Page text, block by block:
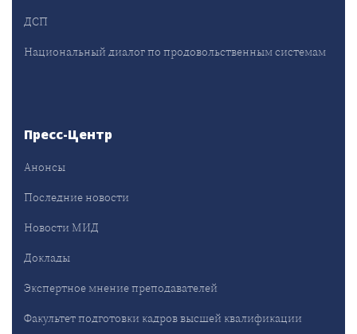
ДСП
Национальный диалог по продовольственным системам
Пресс-Центр
Анонсы
Последние новости
Новости МИД
Доклады
Экспертное мнение преподавателей
Факультет подготовки кадров высшей квалификации